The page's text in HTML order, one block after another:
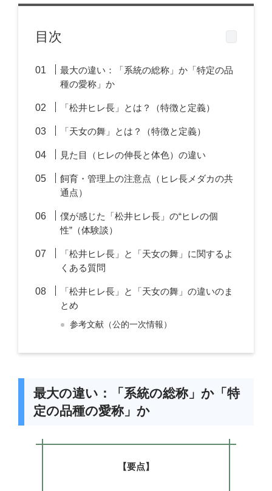
目次
最大の違い：「系統の総称」か「特定の品
種の愛称」か
「松井ヒレ長」とは？（特徴と定義）
「天女の舞」とは？（特徴と定義）
見た目（ヒレの伸長と体色）の違い
飼育・管理上の注意点（ヒレ長メダカの共
通点）
僕が感じた「松井ヒレ長」の“ヒレの個
性”（体験談）
「松井ヒレ長」と「天女の舞」に関するよ
くある質問
「松井ヒレ長」と「天女の舞」の違いのま
とめ
参考文献（公的一次情報）
最大の違い：「系統の総称」か「特
定の品種の愛称」か
【要点】